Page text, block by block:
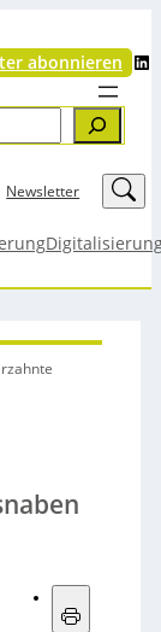
abonnieren LinkedIn
Newsletter LinkedIn